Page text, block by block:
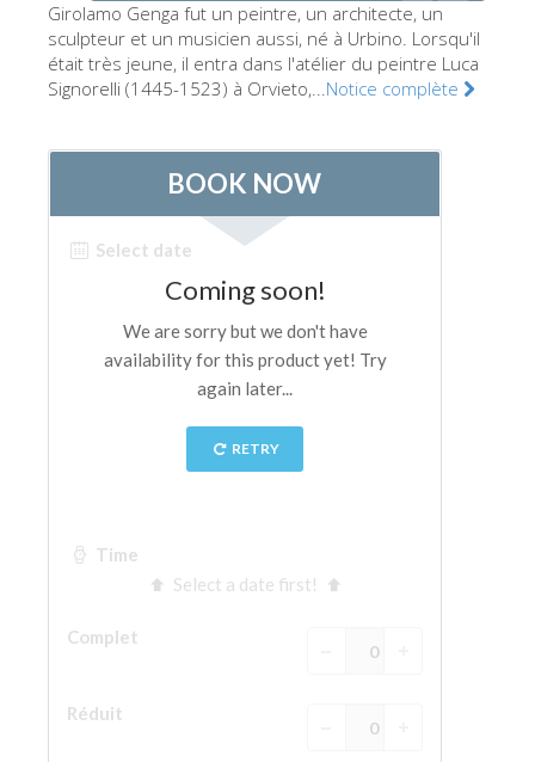
Galerie de l'Académie
La Galerie Palatine
Le Musée de San Marco
Musée Archéologique
Opificio delle Pietre Dure
Le Musée Galilée
Le Jardin de Boboli
La tour d'Arnolfo
Le Palazzo Vecchio
Réserver
Girolamo Genga fut un peintre, un architecte, un
sculpteur et un musicien aussi, né à Urbino. Lorsqu'il
était très jeune, il entra dans l'atélier du peintre Luca
Signorelli (1445-1523) à Orvieto,...Notice complète